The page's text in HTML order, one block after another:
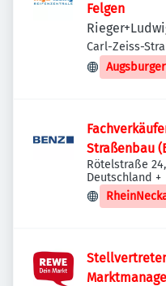
Felgen
Carl-Zeiss-
Deutschland
Straßenbau
Rötelstraße
Deutschland +